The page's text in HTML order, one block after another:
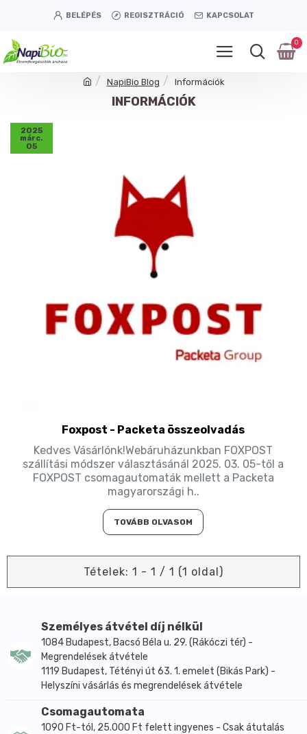
BELÉPÉS REGISZTRÁCIÓ KAPCSOLAT
0
NapiBio Blog Információk
INFORMÁCIÓK
2025
márc.
05
Foxpost - Packeta összeolvadás
Kedves Vásárlónk!Webáruházunkban FOXPOST
szállítási módszer választásánál 2025. 03. 05-től a
FOXPOST csomagautomaták mellett a Packeta
magyarországi h..
TOVÁBB OLVASOM
Tételek: 1 - 1 / 1 (1 oldal)
Személyes átvétel díj nélkül
1084 Budapest, Bacsó Béla u. 29. (Rákóczi tér) -
Megrendelések átvétele
1119 Budapest, Tétényi út 63. 1. emelet (Bikás Park) -
Helyszíni vásárlás és megrendelések átvétele
Csomagautomata
1090 Ft-tól, 25.000 Ft felett ingyenes - Csak átutalás